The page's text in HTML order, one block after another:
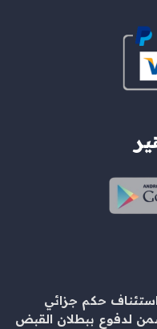
حكم جزائي
لدفوع ببطلان القبض